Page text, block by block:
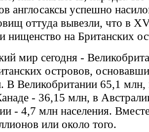
англосаксы успешно
оттуда вывезли, что в
нищенство на Британских
мир сегодня -
островов,
В Великобритании 65,1
- 36,15 млн, в
- 4,7 млн населения.
или около того.